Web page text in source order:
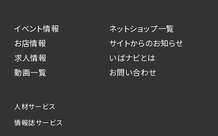
イベント情報
お店情報
求人情報
動画一覧
ネットショップ一覧
サイトからのお知らせ
いばナビとは
お問い合わせ
人材サービス
情報誌サービス